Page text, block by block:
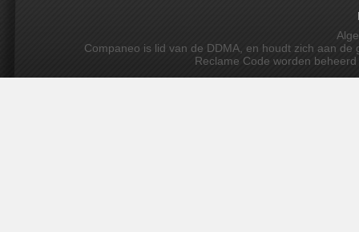
Companeo is lid van de DDMA, en houdt zich aan
Reclame Code worden